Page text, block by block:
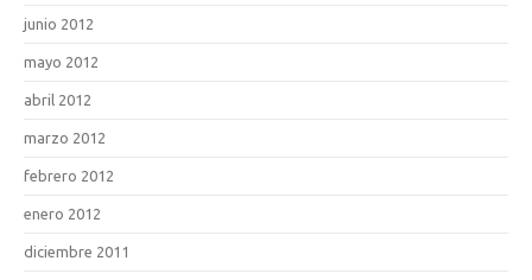
junio 2012
mayo 2012
abril 2012
marzo 2012
febrero 2012
enero 2012
diciembre 2011